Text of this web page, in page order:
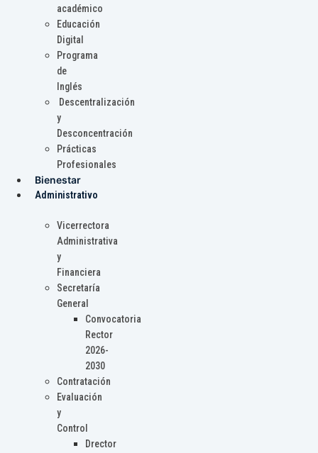
académico
Educación
Digital
Programa
de
Inglés
Descentralización
y
Desconcentración
Prácticas
Profesionales
Bienestar
Administrativo
Vicerrectora
Administrativa
y
Financiera
Secretaría
General
Convocatoria
Rector
2026-
2030
Contratación
Evaluación
y
Control
Drector